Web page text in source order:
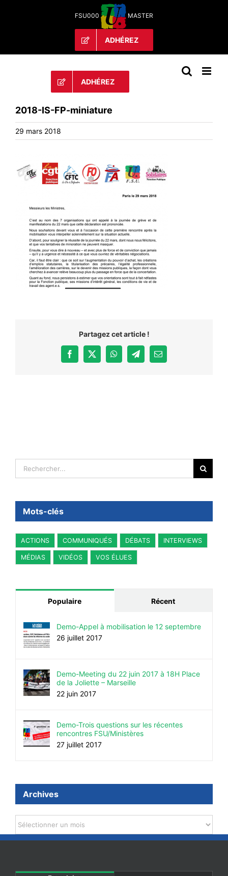
FSU000 MASTER
ADHÉREZ
ADHÉREZ
2018-IS-FP-miniature
29 mars 2018
Partagez cet article !
Facebook
X WhatsAppTelegramEmail
Rechercher:
Mots-clés
ACTIONS COMMUNIQUÉS DÉBATS INTERVIEWS
MÉDIAS VIDÉOS VOS ÉLUES
Populaire Récent
Demo-Appel à mobilisation le 12 septembre
26 juillet 2017
Demo-Meeting du 22 juin 2017 à 18H Place
de la Joliette – Marseille
22 juin 2017
Demo-Trois questions sur les récentes
rencontres FSU/Ministères
27 juillet 2017
Archives
Archives